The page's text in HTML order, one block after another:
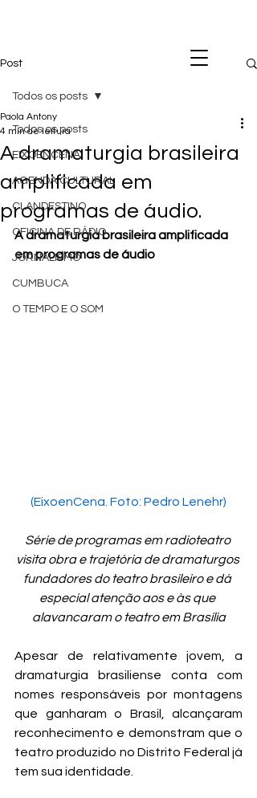
Post
Todos os posts
EIXOENCENA
AGENDA CULTURAL
CLANDESTINO
OFICINA DE RÁDIO
JORNALISMO
CUMBUCA
O TEMPO E O SOM
Todos os posts
A dramaturgia brasileira
amplificada em
programas de áudio.
Paola Antony
4 min de leitura
A dramaturgia brasileira amplificada
em programas de áudio
(EixoenCena. Foto: Pedro Lenehr)
Série de programas em radioteatro
visita obra e trajetória de dramaturgos
fundadores do teatro brasileiro e dá
especial atenção aos e às que
alavancaram o teatro em Brasília
Apesar de relativamente jovem, a
dramaturgia brasiliense conta com
nomes responsáveis por montagens
que ganharam o Brasil, alcançaram
reconhecimento e demonstram que o
teatro produzido no Distrito Federal já
tem sua identidade.